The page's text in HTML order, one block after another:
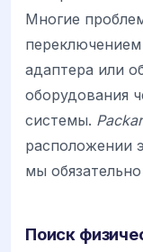
Многие
адаптера или
оборудования
системы.
расположении
мы
Поиск